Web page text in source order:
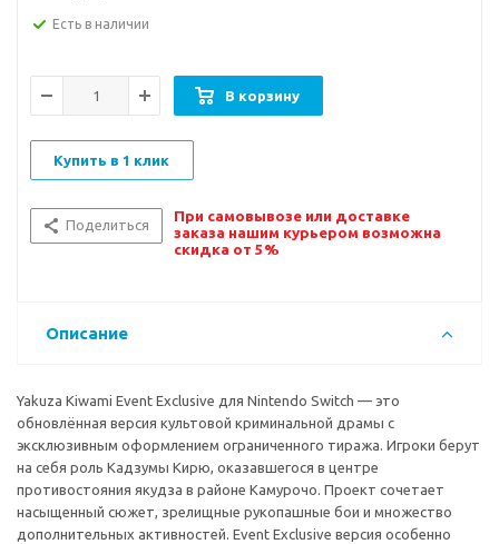
Есть в наличии
В корзину
Купить в 1 клик
Поделиться
При самовывозе или доставке
заказа нашим курьером возможна
скидка от 5%
Описание
Yakuza Kiwami Event Exclusive для Nintendo Switch — это
обновлённая версия культовой криминальной драмы с
эксклюзивным оформлением ограниченного тиража. Игроки берут
на себя роль Кадзумы Кирю, оказавшегося в центре
противостояния якудза в районе Камурочо. Проект сочетает
насыщенный сюжет, зрелищные рукопашные бои и множество
дополнительных активностей. Event Exclusive версия особенно